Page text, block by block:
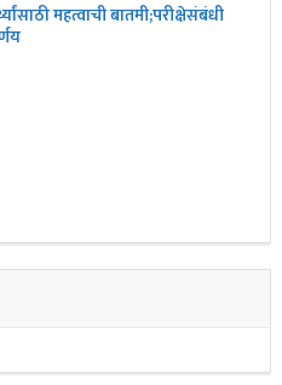
महत्वाची बातमी;परीक्षेसंबंधी